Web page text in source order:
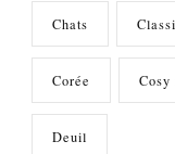
Chats
Corée Cosy
Deuil